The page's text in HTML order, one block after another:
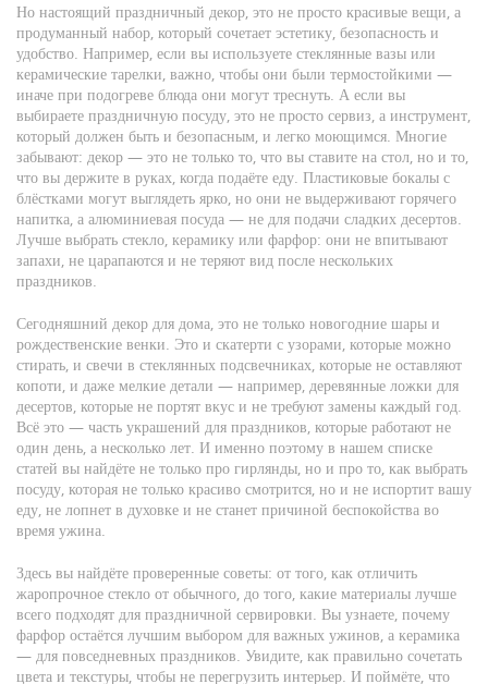
Но настоящий праздничный декор, это не просто красивые вещи, а
продуманный набор, который сочетает эстетику, безопасность и
удобство. Например, если вы используете стеклянные вазы или
керамические тарелки, важно, чтобы они были термостойкими —
иначе при подогреве блюда они могут треснуть. А если вы
выбираете праздничную посуду, это не просто сервиз, а инструмент,
который должен быть и безопасным, и легко моющимся. Многие
забывают: декор — это не только то, что вы ставите на стол, но и то,
что вы держите в руках, когда подаёте еду. Пластиковые бокалы с
блёстками могут выглядеть ярко, но они не выдерживают горячего
напитка, а алюминиевая посуда — не для подачи сладких десертов.
Лучше выбрать стекло, керамику или фарфор: они не впитывают
запахи, не царапаются и не теряют вид после нескольких
праздников.
Сегодняшний декор для дома, это не только новогодние шары и
рождественские венки. Это и скатерти с узорами, которые можно
стирать, и свечи в стеклянных подсвечниках, которые не оставляют
копоти, и даже мелкие детали — например, деревянные ложки для
десертов, которые не портят вкус и не требуют замены каждый год.
Всё это — часть украшений для праздников, которые работают не
один день, а несколько лет. И именно поэтому в нашем списке
статей вы найдёте не только про гирлянды, но и про то, как выбрать
посуду, которая не только красиво смотрится, но и не испортит вашу
еду, не лопнет в духовке и не станет причиной беспокойства во
время ужина.
Здесь вы найдёте проверенные советы: от того, как отличить
жаропрочное стекло от обычного, до того, какие материалы лучше
всего подходят для праздничной сервировки. Вы узнаете, почему
фарфор остаётся лучшим выбором для важных ужинов, а керамика
— для повседневных праздников. Увидите, как правильно сочетать
цвета и текстуры, чтобы не перегрузить интерьер. И поймёте, что